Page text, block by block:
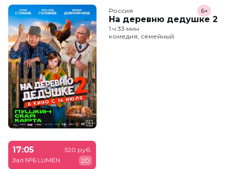
Россия
На деревню дедушке 2
6+
1 ч 33 мин
комедия, семейный
17:05
Зал №6 LUMEN
520 руб.
2D